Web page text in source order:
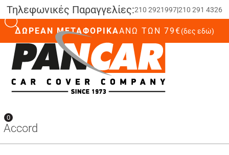
Τηλεφωνικές Παραγγελίες:210 2921997|210 291 4326
ΔΩΡΕΑΝ ΜΕΤΑΦΟΡΙΚΑΆΝΩ ΤΩΝ 79€(δες εδώ)
0
Accord